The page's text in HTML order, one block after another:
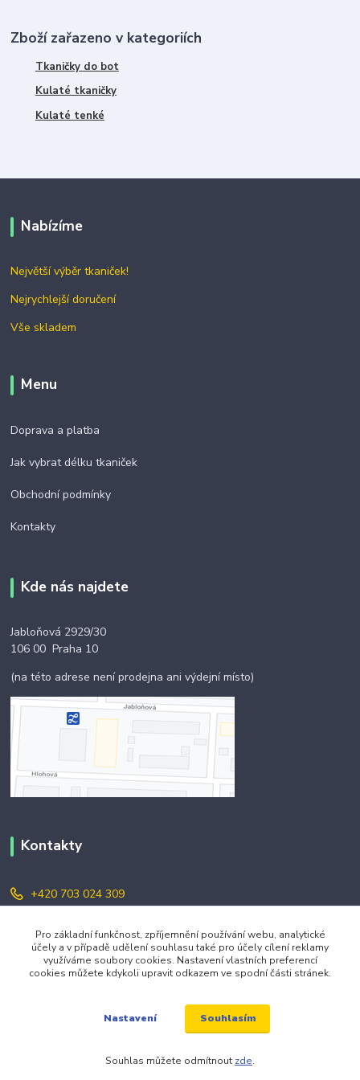
Zboží zařazeno v kategoriích
Tkaničky do bot
Kulaté tkaničky
Kulaté tenké
Nabízíme
Největší výběr tkaniček!
Nejrychlejší doručení
Vše skladem
Menu
Doprava a platba
Jak vybrat délku tkaniček
Obchodní podmínky
Kontakty
Kde nás najdete
Jabloňová 2929/30
106 00 Praha 10
(na této adrese není prodejna ani výdejní místo)
Kontakty
+420 703 024 309
objednavky@zavazuj.cz
Pro základní funkčnost, zpříjemnění používání webu, analytické
účely a v případě udělení souhlasu také pro účely cílení reklamy
využíváme soubory cookies. Nastavení vlastních preferencí
cookies můžete kdykoli upravit odkazem ve spodní části stránek.
Nastavení Souhlasím
Souhlas můžete odmítnout zde.